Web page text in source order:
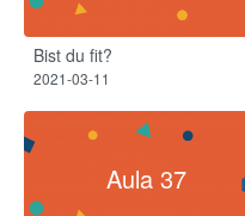
Bist du fit?​
2021-03-11
Aula 37